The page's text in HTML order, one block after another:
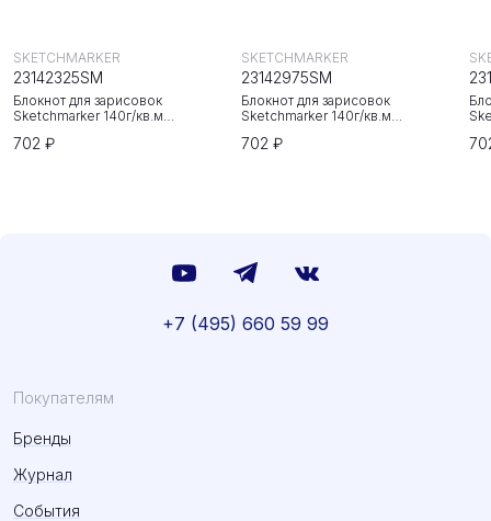
702 ₽
Блокнот для зарисовок
Sketchmarker 140г/кв.м
Неоновая фуксия
SKETCHMARKER
23142325SM
702 ₽
Блокнот для зарисовок
Sketchmarker 140г/кв.м
Небесно-голубой
SKETCHMARKER
23142975SM
Покупателям
Бренды
Журнал
События
+7 (495) 660 59 99